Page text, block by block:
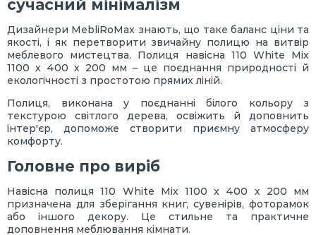
сучасний мінімалізм
Дизайнери MebliRoMax знають, що таке баланс ціни та
якості, і як перетворити звичайну полицю на витвір
меблевого мистецтва. Полиця навісна 110 White Mix
1100 х 400 х 200 мм – це поєднання природності й
екологічності з простотою прямих ліній.
Полиця, виконана у поєднанні білого кольору з
текстурою світлого дерева, освіжить й доповнить
інтер'єр, допоможе створити приємну атмосферу
комфорту.
Головне про виріб
Навісна полиця 110 White Mix 1100 х 400 х 200 мм
призначена для зберігання книг, сувенірів, фоторамок
або іншого декору. Це стильне та практичне
доповнення меблювання кімнати.